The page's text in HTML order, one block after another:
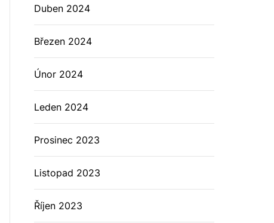
Duben 2024
Březen 2024
Únor 2024
Leden 2024
Prosinec 2023
Listopad 2023
Říjen 2023